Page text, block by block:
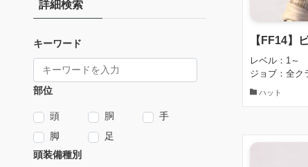
【FF14】
レベル：1～
ジョブ：全ク
ハット
詳細検索
キーワード
部位
頭 胴
手
脚
足
頭装備種別